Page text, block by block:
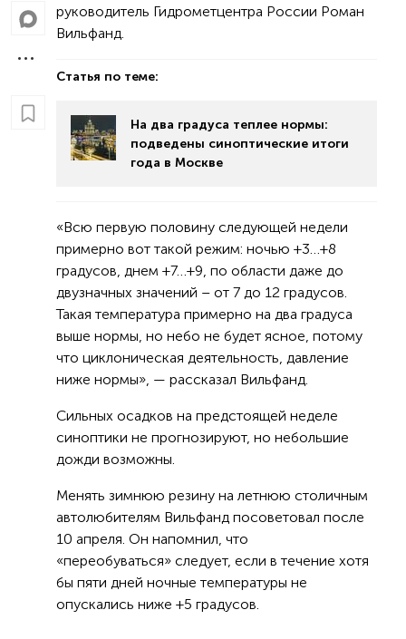
руководитель Гидрометцентра России Роман
Вильфанд.
Статья по теме:
На два градуса теплее нормы:
подведены синоптические итоги
года в Москве
«Всю первую половину следующей недели
примерно вот такой режим: ночью +3…+8
градусов, днем +7…+9, по области даже до
двузначных значений – от 7 до 12 градусов.
Такая температура примерно на два градуса
выше нормы, но небо не будет ясное, потому
что циклоническая деятельность, давление
ниже нормы», — рассказал Вильфанд.
Сильных осадков на предстоящей неделе
синоптики не прогнозируют, но небольшие
дожди возможны.
Менять зимнюю резину на летнюю столичным
автолюбителям Вильфанд посоветовал после
10 апреля. Он напомнил, что
«переобуваться» следует, если в течение хотя
бы пяти дней ночные температуры не
опускались ниже +5 градусов.